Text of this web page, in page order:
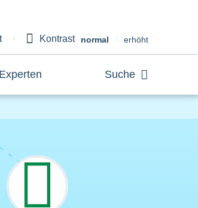
Kontrast normal erhöht
Experten Suche